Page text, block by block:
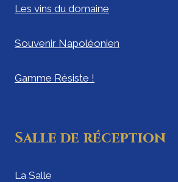
Les vins du domaine
Souvenir Napoléonien
Gamme Résiste !
Salle de réception
La Salle